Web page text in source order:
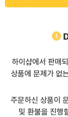
하이샵에서 판매
상품에 문제가 없
주문하신 상품이
및 환불을 진행